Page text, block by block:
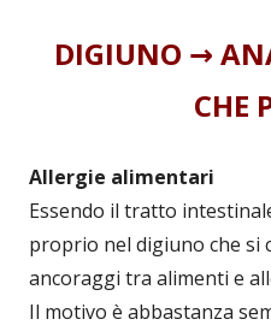
DIGIUNO →
CHE
Allergie alimentari
Essendo il tratto
proprio nel digiuno che si
ancoraggi tra alimenti e
Il motivo è abbastanza